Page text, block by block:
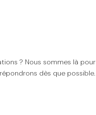
? Nous sommes là pour
dès que possible.